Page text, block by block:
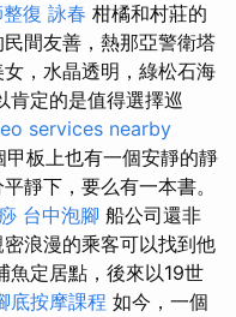
復 詠春 柑橘和村莊的
間友善，熱那亞警衛塔
，水晶透明，綠松石海
肯定的是值得選擇巡
services nearby
甲板上也有一個安靜的靜
靜下，要么有一本書。
台中泡腳 船公司還非
浪漫的乘客可以找到他
魚定居點，後來以19世
底按摩課程 如今，一個